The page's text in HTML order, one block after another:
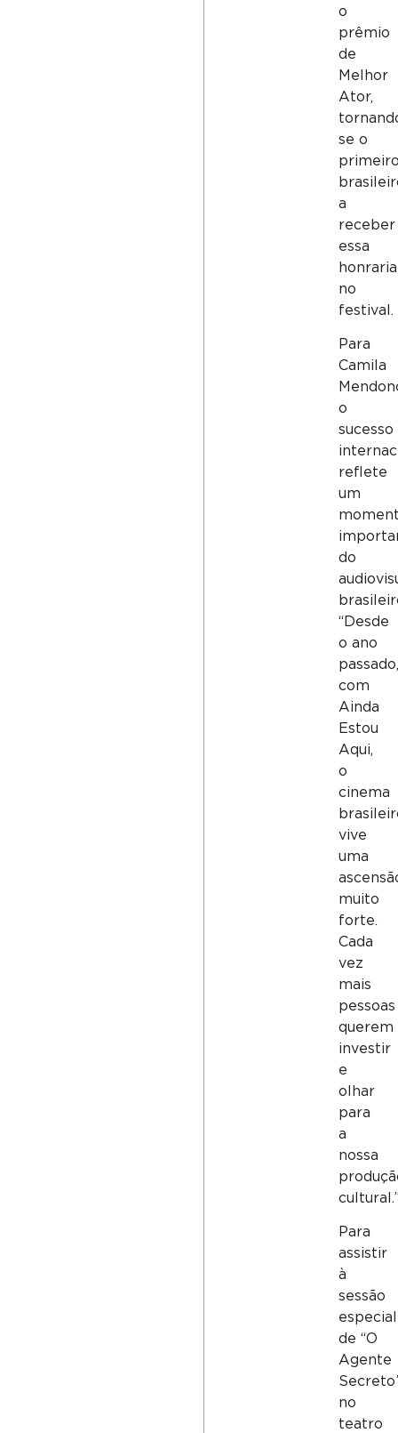
o
prêmio
de
Melhor
Ator,
se o
a
receber
essa
honraria
no
festival.
Para
Camila
o
sucesso
reflete
um
do
“Desde
o ano
com
Ainda
Estou
Aqui,
o
cinema
vive
uma
muito
forte.
Cada
vez
mais
pessoas
querem
investir
e
olhar
para
a
nossa
Para
assistir
à
sessão
especial
de “O
Agente
no
teatro